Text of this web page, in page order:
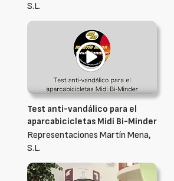
S.L.
Test anti-vandálico para el
aparcabicicletas Midi Bi-Minder
Representaciones Martín Mena,
S.L.